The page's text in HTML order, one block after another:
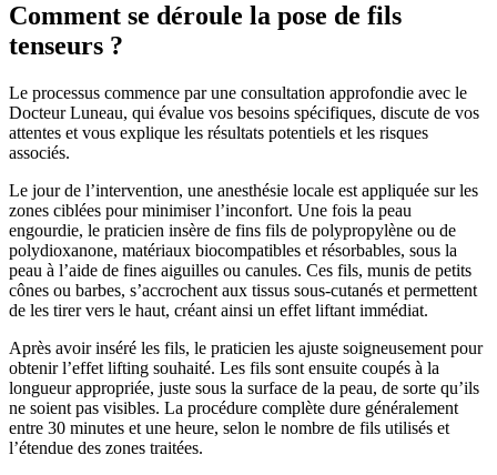
Comment se déroule la pose de fils
tenseurs ?
Le processus commence par une consultation approfondie avec le
Docteur Luneau, qui évalue vos besoins spécifiques, discute de vos
attentes et vous explique les résultats potentiels et les risques
associés.
Le jour de l’intervention, une anesthésie locale est appliquée sur les
zones ciblées pour minimiser l’inconfort. Une fois la peau
engourdie, le praticien insère de fins fils de polypropylène ou de
polydioxanone, matériaux biocompatibles et résorbables, sous la
peau à l’aide de fines aiguilles ou canules. Ces fils, munis de petits
cônes ou barbes, s’accrochent aux tissus sous-cutanés et permettent
de les tirer vers le haut, créant ainsi un effet liftant immédiat.
Après avoir inséré les fils, le praticien les ajuste soigneusement pour
obtenir l’effet lifting souhaité. Les fils sont ensuite coupés à la
longueur appropriée, juste sous la surface de la peau, de sorte qu’ils
ne soient pas visibles. La procédure complète dure généralement
entre 30 minutes et une heure, selon le nombre de fils utilisés et
l’étendue des zones traitées.